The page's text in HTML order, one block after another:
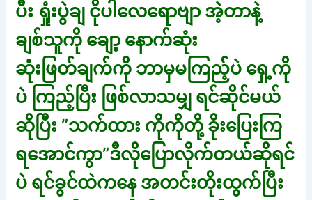
ပီး ရှုံးပွဲချ ငိုပါလေရောဗျာ အဲ့တာနဲ့
ချစ်သူကို ချော့ နောက်ဆုံး
ဆုံးဖြတ်ချက်ကို ဘာမှမကြည့်ပဲ ရှေ့ကို
ပဲ ကြည့်ပြီး ဖြစ်လာသမျှ ရင်ဆိုင်မယ်
ဆိုပြီး ”သက်ထား ကိုကိုတို့ ခိုးပြေးကြ
ရအောင်ကွာ”ဒီလိုပြောလိုက်တယ်ဆိုရင်
ပဲ ရင်ခွင်ထဲကနေ အတင်းတိုးထွက်ပြီး